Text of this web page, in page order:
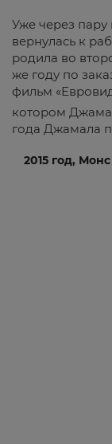
Уже через
вернулась к
родила во
же году по
фильм
котором
года Джамала
2015 год,